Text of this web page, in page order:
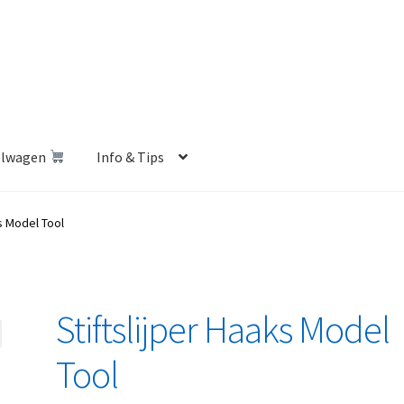
Info & Tips
Shop Betalen en Verzenden
Model Tool
Stiftslijper Haaks Model
Tool